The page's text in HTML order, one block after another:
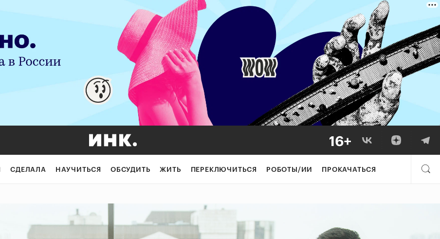
СДЕЛАЛА НАУЧИТЬСЯ ОБСУДИТЬ ЖИТЬ ПЕРЕКЛЮЧИТЬСЯ РОБОТЫ/ИИ ПРОКАЧАТЬСЯ